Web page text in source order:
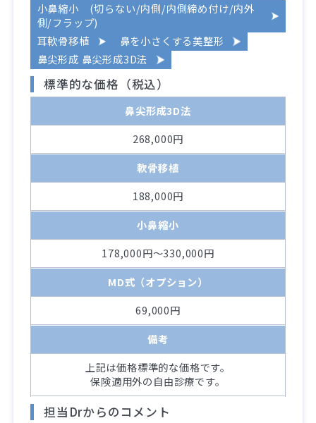
小鼻縮小 (切らない/内側/内側締め付け/内外
側/フラップ)
耳軟骨移植
鼻を小さくする美整形
鼻尖形成 鼻尖形成3D法
標準的な価格（税込）
鼻尖形成3D法
268,000円
軟骨移植
188,000円
小鼻縮小
178,000円～330,000円
MD式（オプション）
69,000円
備考
上記は価格標準的な価格です。
保険適用外の自由診療です。
担当Drからのコメント